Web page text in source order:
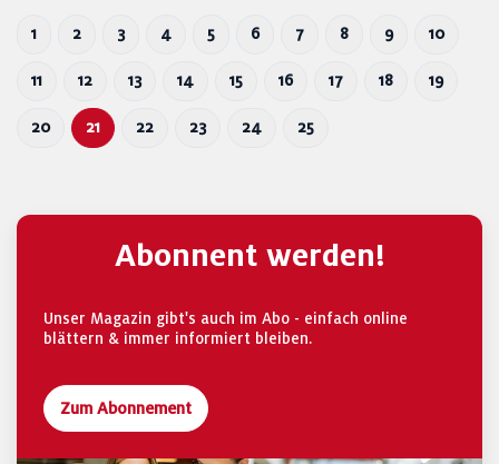
1 2 3 4 5 6 7 8 9 10
11 12 13 14 15 16 17 18 19
20 21 22 23 24 25
Abonnent werden!
Unser Magazin gibt's auch im Abo - einfach online
blättern & immer informiert bleiben.
Zum Abonnement